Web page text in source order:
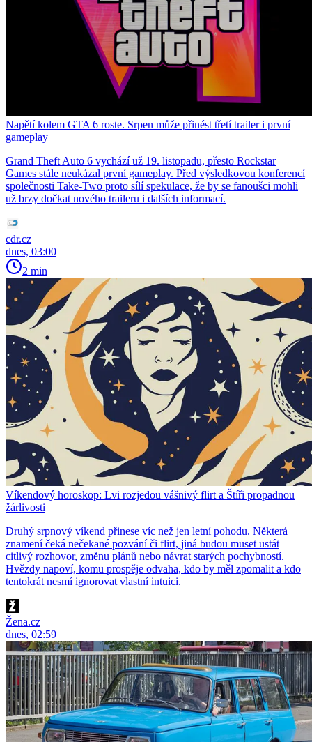
Napětí kolem GTA 6 roste. Srpen může přinést třetí trailer i první
gameplay
Grand Theft Auto 6 vychází už 19. listopadu, přesto Rockstar
Games stále neukázal první gameplay. Před výsledkovou konferencí
společnosti Take-Two proto sílí spekulace, že by se fanoušci mohli
už brzy dočkat nového traileru i dalších informací.
cdr.cz
dnes, 03:00
2 min
Víkendový horoskop: Lvi rozjedou vášnivý flirt a Štíři propadnou
žárlivosti
Druhý srpnový víkend přinese víc než jen letní pohodu. Některá
znamení čeká nečekané pozvání či flirt, jiná budou muset ustát
citlivý rozhovor, změnu plánů nebo návrat starých pochybností.
Hvězdy napoví, komu prospěje odvaha, kdo by měl zpomalit a kdo
tentokrát nesmí ignorovat vlastní intuici.
Žena.cz
dnes, 02:59